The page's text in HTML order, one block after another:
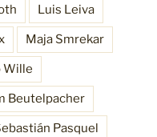
Luis Leiva
Maja Smrekar
Wille
Beutelpacher
Pasquel